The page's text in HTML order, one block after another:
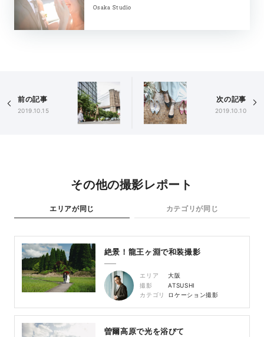
Osaka Studio
前の記事
2019.10.15
次の記事
2019.10.10
その他の撮影レポート
エリアが同じ カテゴリが同じ
絶景！龍王ヶ淵で和装撮影
エリア
大阪
撮影
ATSUSHI
カテゴリ
ロケーション撮影
曽爾高原で光を浴びて